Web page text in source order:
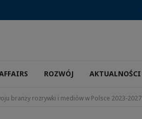
ROZWÓJ AKTUALNOŚCI
branży rozrywki i mediów w Polsce 2023-2027